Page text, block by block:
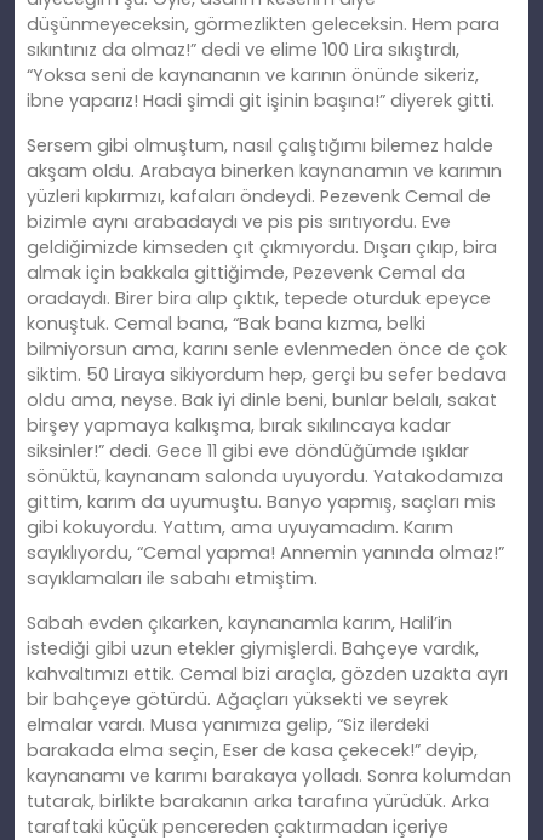
düşünmeyeceksin, görmezlikten geleceksin. Hem para
sıkıntınız da olmaz!” dedi ve elime 100 Lira sıkıştırdı,
“Yoksa seni de kaynananın ve karının önünde sikeriz,
ibne yaparız! Hadi şimdi git işinin başına!” diyerek gitti.
Sersem gibi olmuştum, nasıl çalıştığımı bilemez halde
akşam oldu. Arabaya binerken kaynanamın ve karımın
yüzleri kıpkırmızı, kafaları öndeydi. Pezevenk Cemal de
bizimle aynı arabadaydı ve pis pis sırıtıyordu. Eve
geldiğimizde kimseden çıt çıkmıyordu. Dışarı çıkıp, bira
almak için bakkala gittiğimde, Pezevenk Cemal da
oradaydı. Birer bira alıp çıktık, tepede oturduk epeyce
konuştuk. Cemal bana, “Bak bana kızma, belki
bilmiyorsun ama, karını senle evlenmeden önce de çok
siktim. 50 Liraya sikiyordum hep, gerçi bu sefer bedava
oldu ama, neyse. Bak iyi dinle beni, bunlar belalı, sakat
birşey yapmaya kalkışma, bırak sıkılıncaya kadar
siksinler!” dedi. Gece 11 gibi eve döndüğümde ışıklar
sönüktü, kaynanam salonda uyuyordu. Yatakodamıza
gittim, karım da uyumuştu. Banyo yapmış, saçları mis
gibi kokuyordu. Yattım, ama uyuyamadım. Karım
sayıklıyordu, “Cemal yapma! Annemin yanında olmaz!”
sayıklamaları ile sabahı etmiştim.
Sabah evden çıkarken, kaynanamla karım, Halil’in
istediği gibi uzun etekler giymişlerdi. Bahçeye vardık,
kahvaltımızı ettik. Cemal bizi araçla, gözden uzakta ayrı
bir bahçeye götürdü. Ağaçları yüksekti ve seyrek
elmalar vardı. Musa yanımıza gelip, “Siz ilerdeki
barakada elma seçin, Eser de kasa çekecek!” deyip,
kaynanamı ve karımı barakaya yolladı. Sonra kolumdan
tutarak, birlikte barakanın arka tarafına yürüdük. Arka
taraftaki küçük pencereden çaktırmadan içeriye